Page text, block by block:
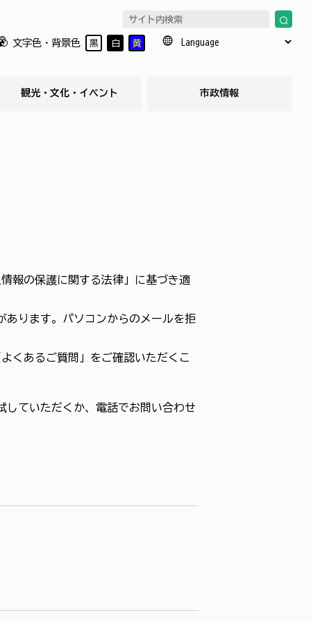
文字色・背景色 黒 白 黄
観光・文化・イベント 市政情報
報の保護に関する法律」に基づき適
あります。パソコンからのメールを拒
くあるご質問」をご確認いただくこ
ていただくか、電話でお問い合わせ